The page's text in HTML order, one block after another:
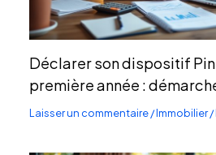
Déclarer son dispositif
première année :
Laisser un commentaire/Immobilier/